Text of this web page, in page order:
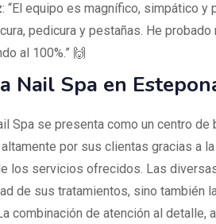
: “El equipo es magnífico, simpático
pedicura y pestañas. He
al 100%.” 🙌
Nail Spa en
Spa se presenta como un centro
por sus clientas gracias a
los servicios ofrecidos. Las
de sus tratamientos, sino también
combinación de atención al detalle,